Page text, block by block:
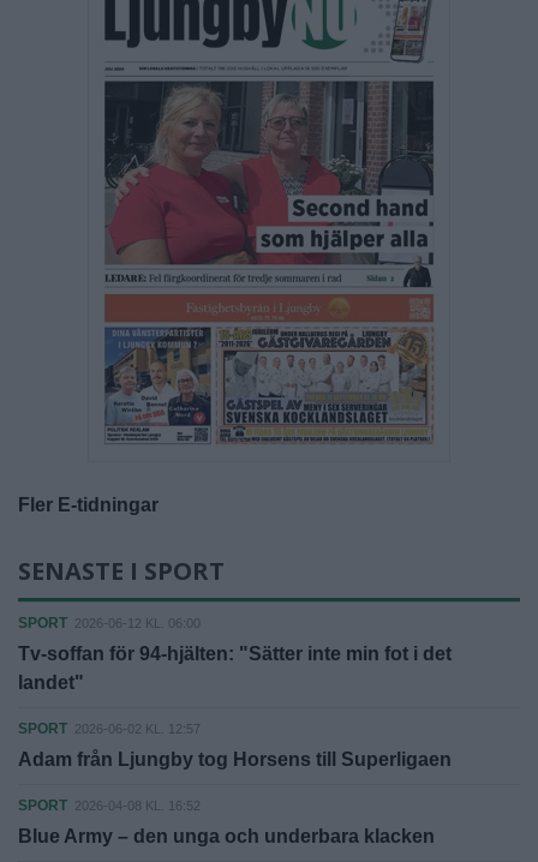
Fler E-tidningar
SENASTE I SPORT
SPORT 2026-06-12 KL. 06:00
Tv-soffan för 94-hjälten: "Sätter inte min fot i det
landet"
SPORT 2026-06-02 KL. 12:57
Adam från Ljungby tog Horsens till Superligaen
SPORT 2026-04-08 KL. 16:52
Blue Army – den unga och underbara klacken